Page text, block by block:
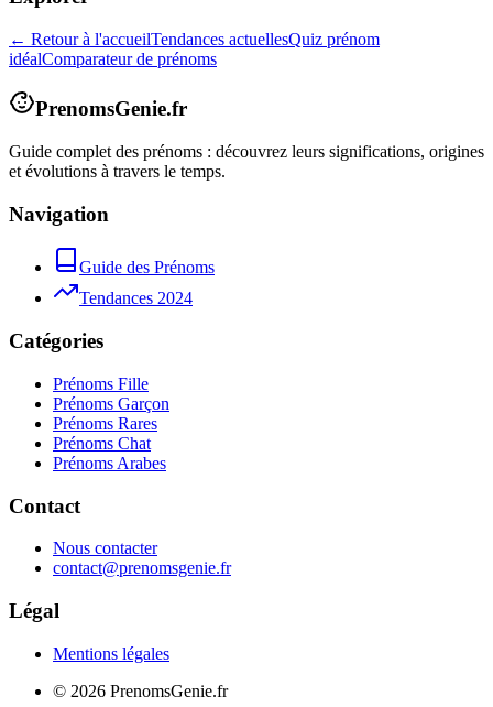
← Retour à l'accueilTendances actuellesQuiz prénom
idéalComparateur de prénoms
PrenomsGenie.fr
Guide complet des prénoms : découvrez leurs significations, origines
et évolutions à travers le temps.
Navigation
Guide des Prénoms
Tendances 2024
Catégories
Prénoms Fille
Prénoms Garçon
Prénoms Rares
Prénoms Chat
Prénoms Arabes
Contact
Nous contacter
contact@prenomsgenie.fr
Légal
Mentions légales
© 2026 PrenomsGenie.fr